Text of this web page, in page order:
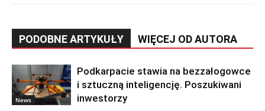
PODOBNE ARTYKUŁY WIĘCEJ OD AUTORA
News
Podkarpacie stawia na bezzałogowce
i sztuczną inteligencję. Poszukiwani
inwestorzy